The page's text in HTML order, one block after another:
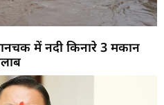
में नदी किनारे 3 मकान